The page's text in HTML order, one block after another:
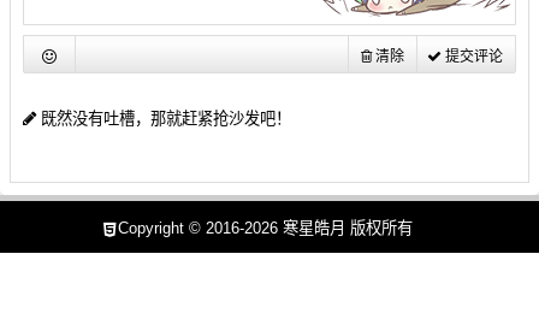
提交评论
清除
既然没有吐槽，那就赶紧抢沙发吧！
Copyright © 2016-2026 寒星皓月 版权所有